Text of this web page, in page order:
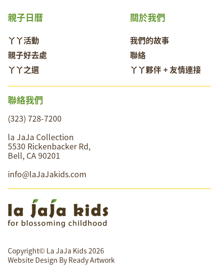
關於我們
我們的故事
聯絡
丫丫夥伴 + 友情連接
親子日曆
丫丫活動
親子好去處
丫丫之選
聯絡我們
(323) 728-7200
la JaJa Collection
5530 Rickenbacker Rd,
Bell, CA 90201
info@laJaJakids.com
Copyright© La JaJa Kids 2026
Website Design By Ready Artwork